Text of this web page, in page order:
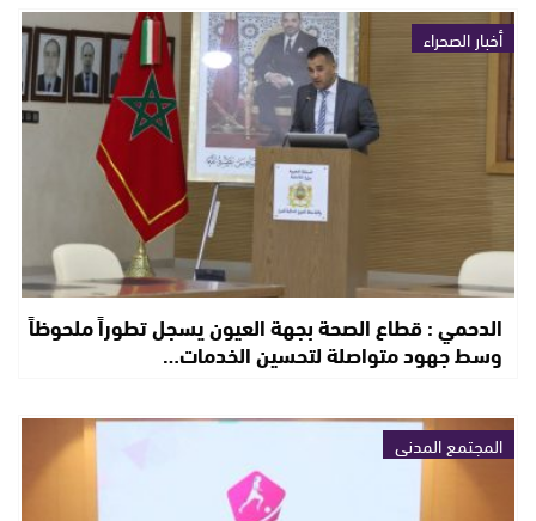
أخبار الصحراء
الدحمي : قطاع الصحة بجهة العيون يسجل تطوراً ملحوظاً
وسط جهود متواصلة لتحسين الخدمات…
المجتمع المدني